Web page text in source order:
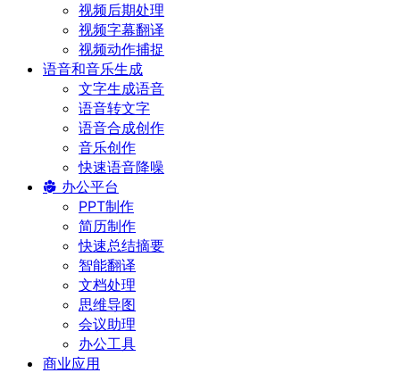
视频后期处理
视频字幕翻译
视频动作捕捉
语音和音乐生成
文字生成语音
语音转文字
语音合成创作
音乐创作
快速语音降噪
办公平台
PPT制作
简历制作
快速总结摘要
智能翻译
文档处理
思维导图
会议助理
办公工具
商业应用